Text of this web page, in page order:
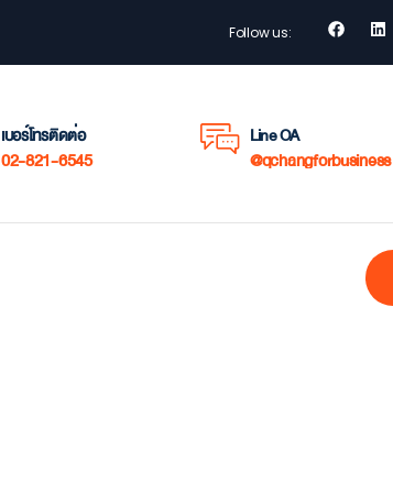
Follow us:
เบอร์โทรติดต่อ
02-821-6545
Line OA
@qchangforbusiness